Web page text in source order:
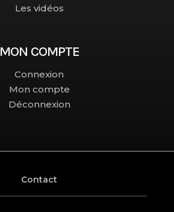
Les vidéos
MON COMPTE
Connexion
Mon compte
Déconnexion
Contact